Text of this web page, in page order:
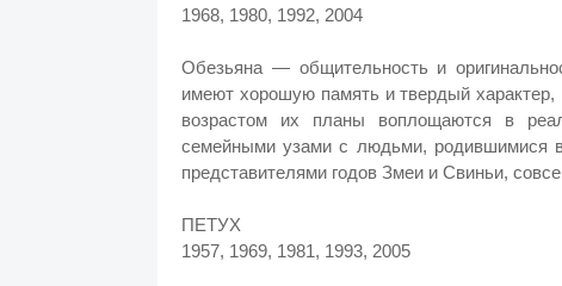
1968, 1980, 1992, 2004
Обезьяна — общительность и
имеют хорошую память и твердый
возрастом их планы воплощаются в
семейными узами с людьми, родившимися
представителями годов Змеи и Свиньи,
ПЕТУХ
1957, 1969, 1981, 1993, 2005